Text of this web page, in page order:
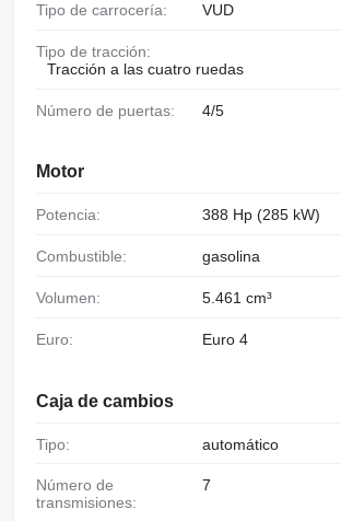
Tipo de carrocería: VUD
Tipo de tracción:
Tracción a las cuatro ruedas
Número de puertas: 4/5
Motor
Potencia: 388 Hp (285 kW)
Combustible: gasolina
Volumen: 5.461 cm³
Euro: Euro 4
Caja de cambios
Tipo: automático
Número de
transmisiones:
7